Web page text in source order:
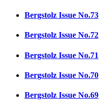
Bergstolz Issue No.73
Bergstolz Issue No.72
Bergstolz Issue No.71
Bergstolz Issue No.70
Bergstolz Issue No.69